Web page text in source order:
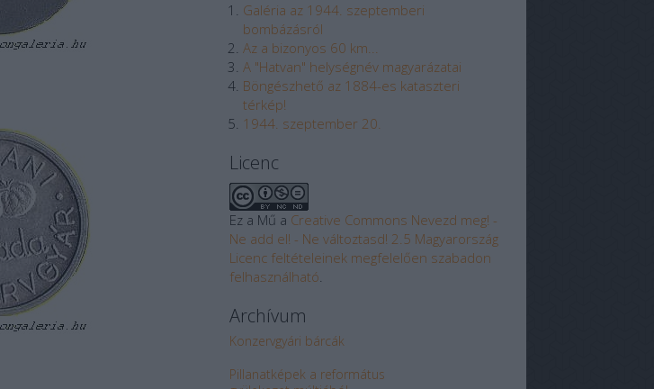
Galéria az 1944. szeptemberi
bombázásról
Az a bizonyos 60 km...
A "Hatvan" helységnév magyarázatai
Böngészhető az 1884-es kataszteri
térkép!
1944. szeptember 20.
Licenc
Ez a Mű a Creative Commons Nevezd meg! -
Ne add el! - Ne változtasd! 2.5 Magyarország
Licenc feltételeinek megfelelően szabadon
felhasználható.
Archívum
Konzervgyári bárcák
Pillanatképek a református